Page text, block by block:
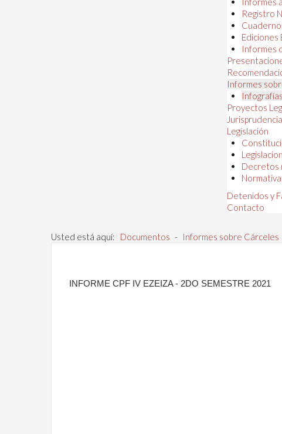
Registro
Ediciones
Informes
Informes
Proyectos
Jurisprudencia
Legislación
Decretos
Detenidos y
Contacto
Usted está aquí: Documentos - Informes sobre Cárceles
INFORME CPF IV EZEIZA - 2DO SEMESTRE 2021